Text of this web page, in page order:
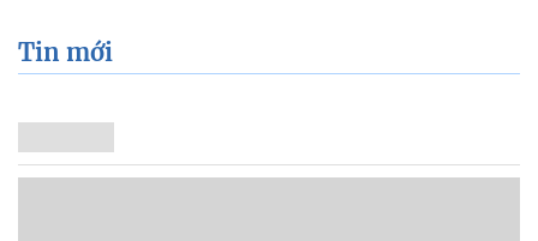
Tin mới